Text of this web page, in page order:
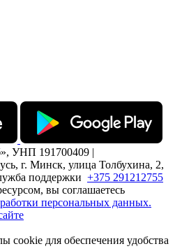
УНП 191700409 |
г. Минск, улица Толбухина, 2,
поддержки +375 291212755
вы соглашаетесь
персональных данных.
cookie для обеспечения удобства